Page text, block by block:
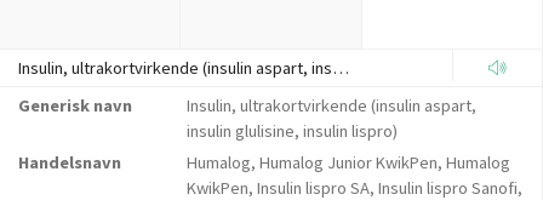
Insulin, ultrakortvirkende (insulin aspart, insulin glulisine, insulin lispro)
Generisk navn
Insulin, ultrakortvirkende (insulin aspart,
insulin glulisine, insulin lispro)
Handelsnavn
Humalog, Humalog Junior KwikPen, Humalog
KwikPen, Insulin lispro SA, Insulin lispro Sanofi,